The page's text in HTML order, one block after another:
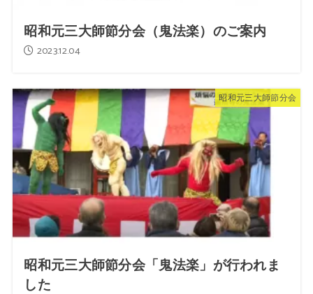
昭和元三大師節分会（鬼法楽）のご案内
2023.12.04
昭和元三大師節分会
昭和元三大師節分会「鬼法楽」が行われま
した